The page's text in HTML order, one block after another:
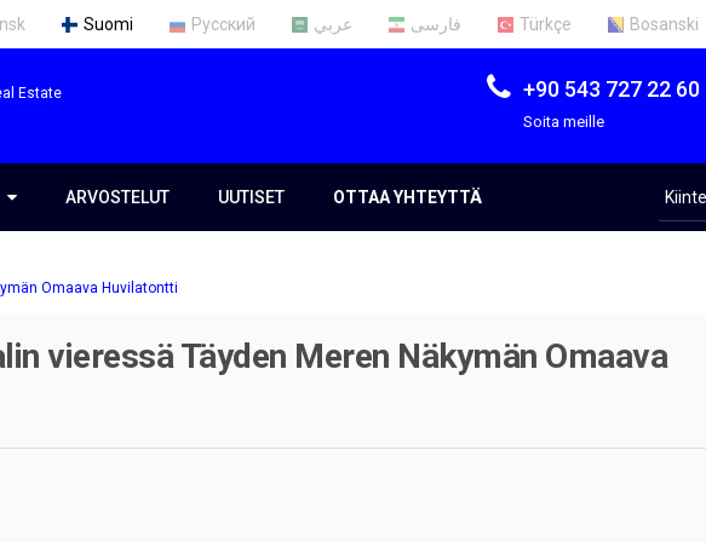
Suomi Русский عربي فارسی Türkçe Bosanski
Estate +90 543 727 22 60
Soita meille
ARVOSTELUT UUTISET OTTAA YHTEYTTÄ
tunnus
Omaava Huvilatontti
vieressä Täyden Meren Näkymän Omaava